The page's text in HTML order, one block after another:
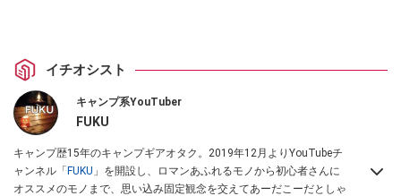
イチオシスト
キャンプ系YouTuber
FUKU
キャンプ歴15年のキャンプギアオタク。2019年12月よりYouTubeチ
ャンネル「 FUKU 」を開設し、ロマンあふれるモノから初心者さんに
オススメのモノまで、思い込み固定観念を交えてあーだこーだとしゃ